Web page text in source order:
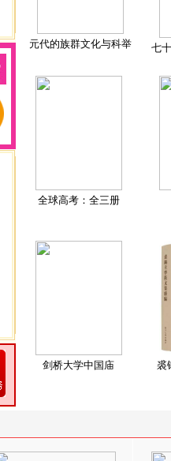
元代的族群文化与科举 七
全球高考：全三册
剑桥大学中国庙 裘